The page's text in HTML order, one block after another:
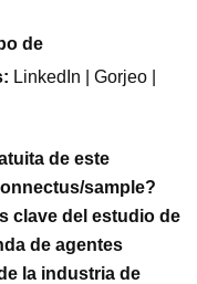
de
LinkedIn | Gorjeo |
de este
sample?
clave del estudio de
de agentes
la industria de